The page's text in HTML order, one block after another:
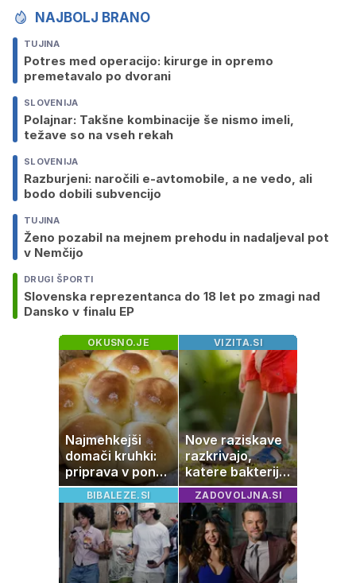
NAJBOLJ BRANO
TUJINA
Potres med operacijo: kirurge in opremo
premetavalo po dvorani
SLOVENIJA
Polajnar: Takšne kombinacije še nismo imeli,
težave so na vseh rekah
SLOVENIJA
Razburjeni: naročili e-avtomobile, a ne vedo, ali
bodo dobili subvencijo
TUJINA
Ženo pozabil na mejnem prehodu in nadaljeval pot
v Nemčijo
DRUGI ŠPORTI
Slovenska reprezentanca do 18 let po zmagi nad
Dansko v finalu EP
OKUSNO.JE
Najmehkejši
domači kruhki:
priprava v ponvi
je trik za popoln
rezultat
VIZITA.SI
Nove raziskave
razkrivajo,
katere bakterije
na koži privlačijo
komarje
BIBALEZE.SI ZADOVOLJNA.SI